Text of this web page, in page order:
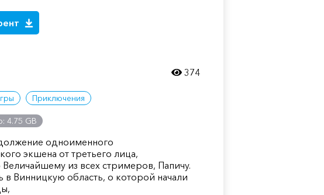
Приключения
4.75 GB
одноименного
экшена от третьего лица,
из всех стримеров, Папичу.
в Винницкую область, о которой начали
374